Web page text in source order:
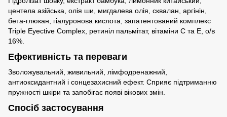
центела азійська, олія ши, мигдалева олія, сквалан, аргінін,
бета-глюкан, гіалуронова кислота, запатентований комплекс
Triple Eyective Complex, ретиніл пальмітат, вітаміни С та Е, о/в
16%.
Ефективність та переваги
Зволожувальний, живильний, лімфодренажний,
антиоксидантний і сонцезахисний ефект. Сприяє підтриманню
пружності шкіри та запобігає появі вікових змін.
Спосіб застосування